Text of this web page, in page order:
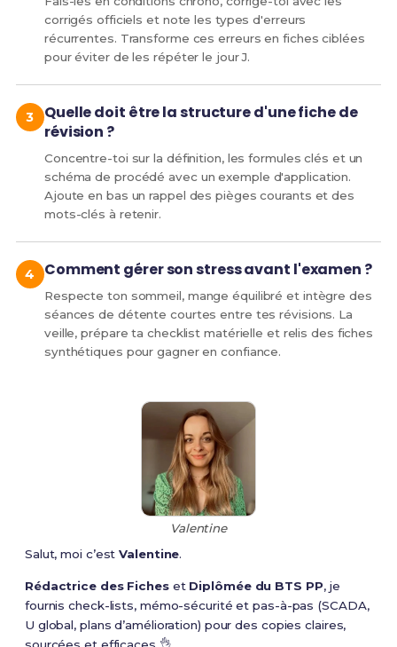
corrigés officiels et note les types d'erreurs
récurrentes. Transforme ces erreurs en fiches ciblées
pour éviter de les répéter le jour J.
Quelle doit être la structure d'une fiche de
révision ?
Concentre-toi sur la définition, les formules clés et un
schéma de procédé avec un exemple d'application.
Ajoute en bas un rappel des pièges courants et des
mots-clés à retenir.
Comment gérer son stress avant l'examen ?
Respecte ton sommeil, mange équilibré et intègre des
séances de détente courtes entre tes révisions. La
veille, prépare ta checklist matérielle et relis des fiches
synthétiques pour gagner en confiance.
Valentine
Salut, moi c’estValentine.
Rédactrice des Ficheset Diplômée du BTS PP, je
fournis check-lists, mémo-sécurité et pas-à-pas (SCADA,
U global, plans d’amélioration) pour des copies claires,